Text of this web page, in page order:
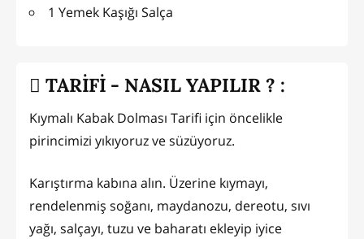
1 Yemek Kaşığı Salça
TARİFİ - NASIL YAPILIR ? :
Kıymalı Kabak Dolması Tarifi için öncelikle
pirincimizi yıkıyoruz ve süzüyoruz.
Karıştırma kabına alın. Üzerine kıymayı,
rendelenmiş soğanı, maydanozu, dereotu, sıvı
yağı, salçayı, tuzu ve baharatı ekleyip iyice